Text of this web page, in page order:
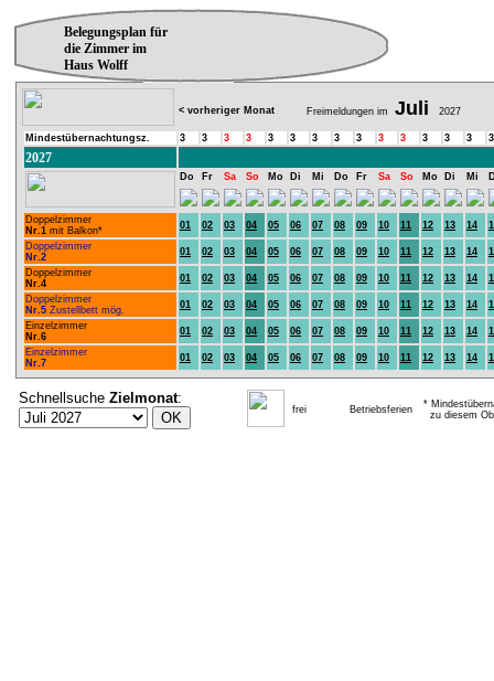
Belegungsplan für
die Zimmer im
Haus Wolff
< vorheriger Monat Freimeldungen im Juli 2027
Mindestübernachtungsz. 3 3 3 3 3 3 3 3 3 3 3 3 3 3 3
2027
Do Fr Sa So Mo Di Mi Do Fr Sa So Mo Di Mi
Doppelzimmer
Nr.1 mit Balkon* 01 02 03 04 05 06 07 08 09 10 11 12 13 14
Doppelzimmer
Nr.2
01 02 03 04 05 06 07 08 09 10 11 12 13 14
Doppelzimmer
Nr.4
01 02 03 04 05 06 07 08 09 10 11 12 13 14
Doppelzimmer
Nr.5 Zustellbett mög. 01 02 03 04 05 06 07 08 09 10 11 12 13 14
Einzelzimmer
Nr.6
01 02 03 04 05 06 07 08 09 10 11 12 13 14
Einzelzimmer
Nr.7
01 02 03 04 05 06 07 08 09 10 11 12 13 14
Schnellsuche Zielmonat:
frei Betriebsferien
*
zu diesem